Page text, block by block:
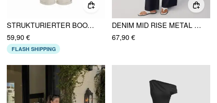
STRUKTURIERTER BOOTSAUSSCHNITT MID RISE STRAIGHT LEG JUMPSUIT MIT GÜRTEL
59,90 €
FLASH SHIPPING
DENIM MID RISE METAL DETAIL OVERSIZED WIDE LEG JUMPSUIT MIT GÜRTEL
67,90 €